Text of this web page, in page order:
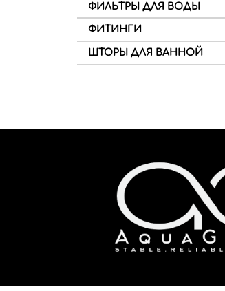
ФИЛЬТРЫ ДЛЯ ВОДЫ
ФИТИНГИ
ШТОРЫ ДЛЯ ВАННОЙ